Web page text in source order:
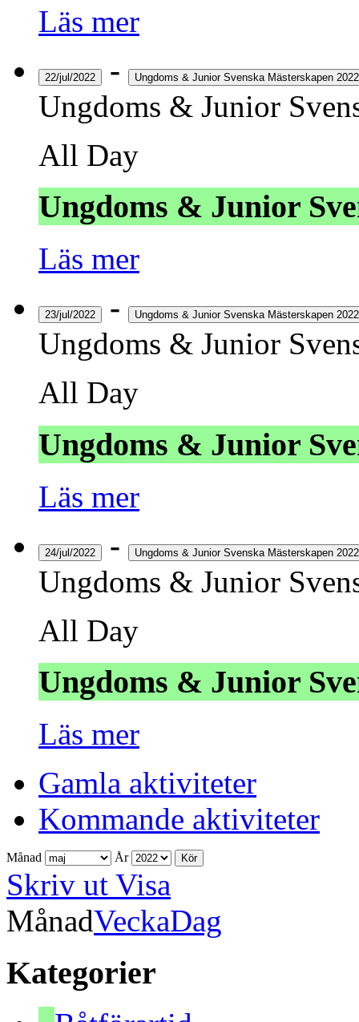
Läs mer
22/jul/2022 - Ungdoms & Junior Svenska Mästerskapen 2022
Ungdoms & Junior
All Day
Ungdoms & Junior
Läs mer
23/jul/2022 - Ungdoms & Junior Svenska Mästerskapen 2022
Ungdoms & Junior
All Day
Ungdoms & Junior
Läs mer
24/jul/2022 - Ungdoms & Junior Svenska Mästerskapen 2022
Ungdoms & Junior
All Day
Ungdoms & Junior
Läs mer
Gamla aktiviteter
Kommande aktiviteter
Månad År
Skriv ut Visa
MånadVeckaDag
Kategorier